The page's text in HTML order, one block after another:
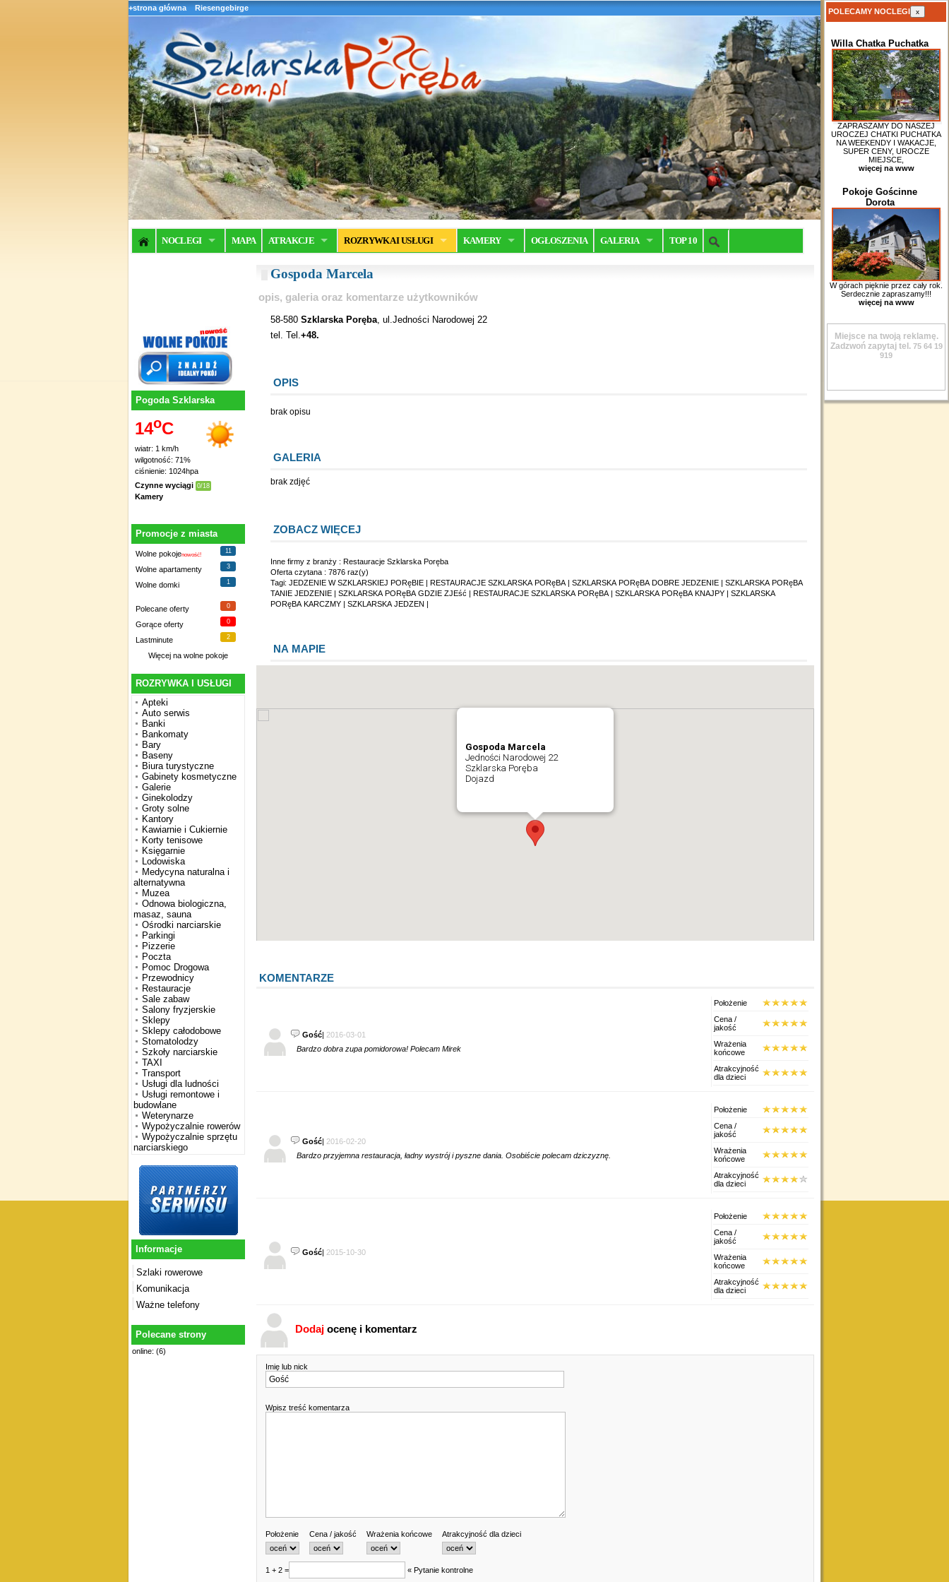
+strona główna Riesengebirge
NOCLEGI MAPA ATRAKCJE ROZRYWKA I USŁUGI KAMERY OGŁOSZENIA GALERIA TOP 10
Pogoda Szklarska
14oC
wiatr: 1 km/h
wilgotność: 71%
ciśnienie: 1024hpa
Czynne wyciągi 0/18
Kamery
Promocje z miasta
Wolne pokojenowość!
11
Wolne apartamenty 3
Wolne domki 1
Polecane oferty 0
Gorące oferty 0
Lastminute 2
Więcej na wolne pokoje
ROZRYWKA I USŁUGI
Apteki
Auto serwis
Banki
Bankomaty
Bary
Baseny
Biura turystyczne
Gabinety kosmetyczne
Galerie
Ginekolodzy
Groty solne
Kantory
Kawiarnie i Cukiernie
Korty tenisowe
Księgarnie
Lodowiska
Medycyna naturalna i
alternatywna
Muzea
Odnowa biologiczna,
masaz, sauna
Ośrodki narciarskie
Parkingi
Pizzerie
Poczta
Pomoc Drogowa
Przewodnicy
Restauracje
Sale zabaw
Salony fryzjerskie
Sklepy
Sklepy całodobowe
Stomatolodzy
Szkoły narciarskie
TAXI
Transport
Usługi dla ludności
Usługi remontowe i
budowlane
Weterynarze
Wypożyczalnie rowerów
Wypożyczalnie sprzętu
narciarskiego
Informacje
Szlaki rowerowe
Komunikacja
Ważne telefony
Polecane strony
online: (6)
Gospoda Marcela
opis, galeria oraz komentarze użytkowników
58-580 Szklarska Poręba , ul.Jedności Narodowej 22
tel. Tel. +48.
OPIS
brak opisu
GALERIA
brak zdjęć
ZOBACZ WIĘCEJ
Inne firmy z branży : Restauracje Szklarska Poręba
Oferta czytana : 7876 raz(y)
Tagi: JEDZENIE W SZKLARSKIEJ PORęBIE | RESTAURACJE SZKLARSKA PORęBA | SZKLARSKA PORęBA DOBRE JEDZENIE | SZKLARSKA PORęBA
TANIE JEDZENIE | SZKLARSKA PORęBA GDZIE ZJEść | RESTAURACJE SZKLARSKA PORęBA | SZKLARSKA PORęBA KNAJPY | SZKLARSKA
PORęBA KARCZMY | SZKLARSKA JEDZEN |
NA MAPIE
Gospoda Marcela
Jedności Narodowej 22
Szklarska Poręba
Dojazd
KOMENTARZE
Gość| 2016-03-01
Bardzo dobra zupa pomidorowa! Polecam Mirek
Położenie
Cena /
jakość
Wrażenia
końcowe
Atrakcyjność
dla dzieci
Gość| 2016-02-20
Bardzo przyjemna restauracja, ładny wystrój i pyszne dania. Osobiście polecam dziczyznę.
Położenie
Cena /
jakość
Wrażenia
końcowe
Atrakcyjność
dla dzieci
Gość| 2015-10-30
Położenie
Cena /
jakość
Wrażenia
końcowe
Atrakcyjność
dla dzieci
Dodaj ocenę i komentarz
Imię lub nick
Wpisz treść komentarza
Położenie Cena / jakość Wrażenia końcowe Atrakcyjność dla dzieci
1 + 2 = « Pytanie kontrolne
POLECAMY NOCLEGI x
Willa Chatka Puchatka
ZAPRASZAMY DO NASZEJ
UROCZEJ CHATKI PUCHATKA
NA WEEKENDY I WAKACJE,
SUPER CENY, UROCZE
MIEJSCE,
więcej na www
Pokoje Gościnne
Dorota
W górach pięknie przez cały rok.
Serdecznie zapraszamy!!!
więcej na www
Miejsce na twoją reklamę.
Zadzwoń zapytaj tel. 75 64 19
919